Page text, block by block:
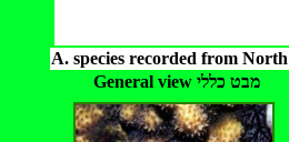
A. species recorded from
General view מבט כללי